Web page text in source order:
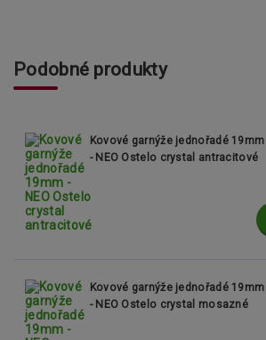
Podobné produkty
Kovové garnýže jednořadé 19mm
- NEO Ostelo crystal antracitové
Kovové garnýže jednořadé 19mm
- NEO Ostelo crystal mosazné